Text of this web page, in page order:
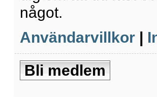
något.
Användarvillkor |
Bli medlem